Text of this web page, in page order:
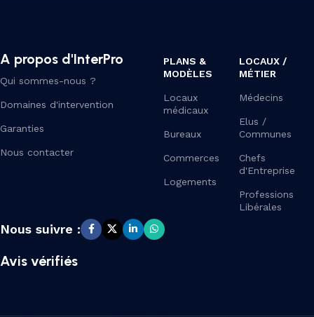
A propos d'InterPro
Qui sommes-nous ?
Domaines d'intervention
Garanties
Nous contacter
PLANS &
MODÈLES
Locaux
médicaux
Bureaux
Commerces
Logements
LOCAUX /
MÉTIER
Médecins
Elus /
Communes
Chefs
d'Entreprise
Professions
Libérales
Nous suivre :
Avis vérifiés